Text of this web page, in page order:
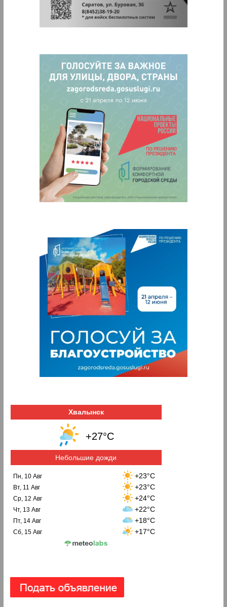
Хвалынск
+27°C
Небольшие дожди
Пн, 10 Авг +23°C
Вт, 11 Авг +23°C
Ср, 12 Авг +24°C
Чт, 13 Авг +22°C
Пт, 14 Авг +18°C
Сб, 15 Авг +17°C